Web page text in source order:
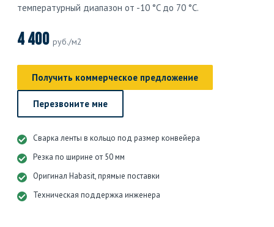
температурный диапазон от -10 °C до 70 °C.
4 400 руб./м2
Получить коммерческое предложение
Перезвоните мне
Сварка ленты в кольцо под размер конвейера
Резка по ширине от 50 мм
Оригинал Habasit, прямые поставки
Техническая поддержка инженера